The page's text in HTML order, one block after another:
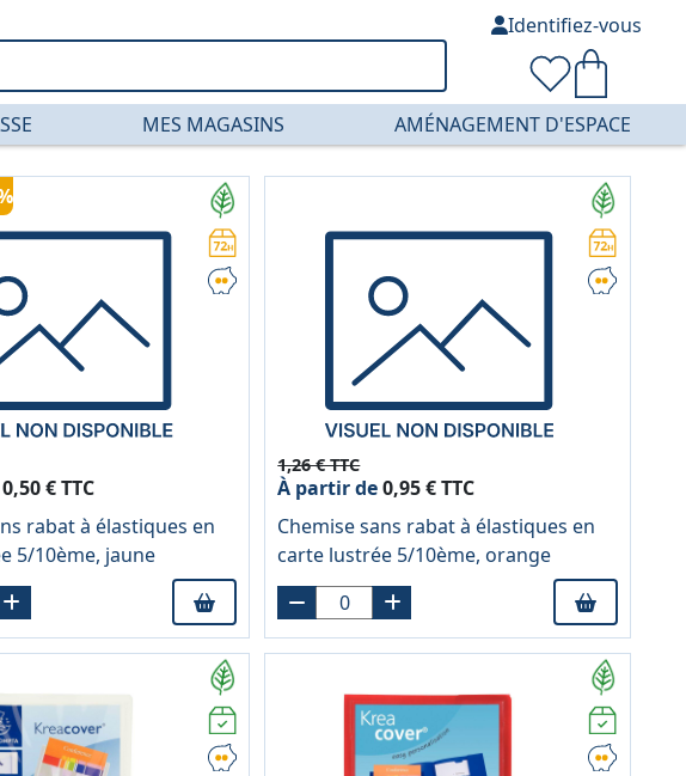
MES MAGASINS AMÉNAGEMENT D'ESPACE
Identifiez-vous
€ TTC
rabat à élastiques en
5/10ème, jaune
1,26 € TTC
À partir de0,95 € TTC
Chemise sans rabat à élastiques en
carte lustrée 5/10ème, orange